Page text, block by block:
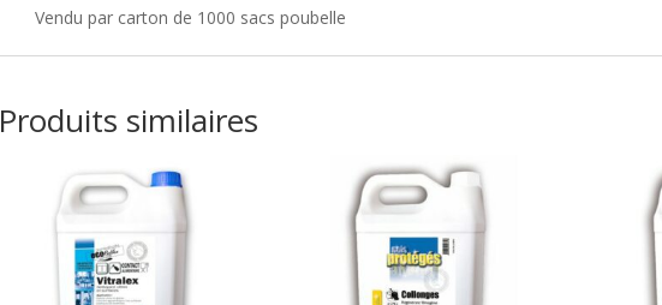
Vendu par carton de 1000 sacs poubelle
Produits similaires